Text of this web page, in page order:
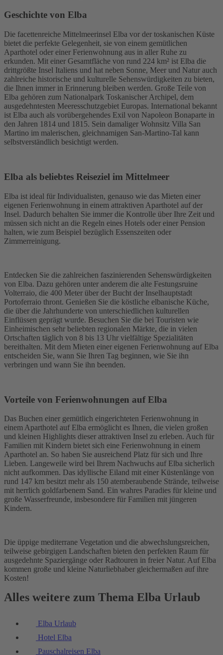
Geschichte von Elba
Die facettenreiche Mittelmeerinsel Elba vor der toskanischen Küste
bietet die perfekte Gelegenheit, sie von einem gemütlichen
Aparthotel oder einer Ferienwohnung aus in aller Ruhe zu
erkunden. Mit einer Gesamtfläche von rund 224 km² ist Elba die
drittgrößte Insel Italiens und hat neben Sonne, Meer und Natur auch
zahlreiche historische und kulturelle Sehenswürdigkeiten zu bieten,
die Ihnen immer in Erinnerung bleiben werden. Große Teile von
Elba gehören zum Nationalpark Toskanischer Archipel, dem
ausgedehntesten Meeresschutzgebiet Europas. International bekannt
ist Elba auch als vorübergehendes Exil von Napoleon Bonaparte in
den Jahren 1814 und 1815. Sein damaliger Wohnsitz Villa San
Martino im malerischen, gleichnamigen San-Martino-Tal kann
selbstverständlich besichtigt werden.
Elba als beliebtes Reiseziel im Mittelmeer
Elba ist ideal für Individualisten, genauso wie das Mieten einer
eigenen Ferienwohnung in einem attraktiven Aparthotel auf der
Insel. Dadurch behalten Sie immer die Kontrolle über Ihre Zeit und
müssen sich nicht an die Regeln eines Hotels oder einer Pension
halten, wie zum Beispiel bezüglich Essenszeiten oder
Zimmerreinigung.
Entdecken Sie die zahlreichen faszinierenden Sehenswürdigkeiten
von Elba. Dazu gehören unter anderem die alte Festungsruine
Volterraio, die 400 Meter über der Bucht der Inselhauptstadt
Portoferraio thront. Genießen Sie die köstliche elbanische Küche,
die über die Jahrhunderte von unterschiedlichen kulturellen
Einflüssen geprägt wurde. Besuchen Sie die bei Touristen wie
Einheimischen sehr beliebten regionalen Märkte, die in vielen
Ortschaften täglich von 8 bis 13 Uhr vielfältige Spezialitäten
bereithalten. Mit dem Mieten einer eigenen Ferienwohnung auf Elba
entscheiden Sie, wann Sie Ihren Tag beginnen, wie Sie ihn
verbringen und wann Sie ihn beenden.
Vorteile von Ferienwohnungen auf Elba
Das Buchen einer gemütlich eingerichteten Ferienwohnung in
einem Aparthotel auf Elba ermöglicht es Ihnen, die vielen großen
und kleinen Highlights dieser attraktiven Insel zu erleben. Auch für
Familien mit Kindern bietet sich eine Ferienwohnung in einem
Aparthotel an. So haben Sie ausreichend Platz für sich und Ihre
Lieben. Langeweile wird bei Ihrem Nachwuchs auf Elba sicherlich
nicht aufkommen. Das idyllische Eiland mit einer Küstenlänge von
rund 147 km besitzt mehr als 150 atemberaubende Strände, teilweise
mit herrlich goldfarbenem Sand. Ein wahres Paradies für kleine und
große Wasserfreunde, insbesondere für Familien mit jüngeren
Kindern.
Die üppige mediterrane Vegetation und die abwechslungsreichen,
teilweise gebirgigen Landschaften bieten den perfekten Raum für
ausgedehnte Spaziergänge oder Radtouren in freier Natur. Auf Elba
kommen große und kleine Naturliebhaber gleichermaßen auf ihre
Kosten!
Alles weitere zum Thema Elba Urlaub
Elba Urlaub
Hotel Elba
Pauschalreisen Elba